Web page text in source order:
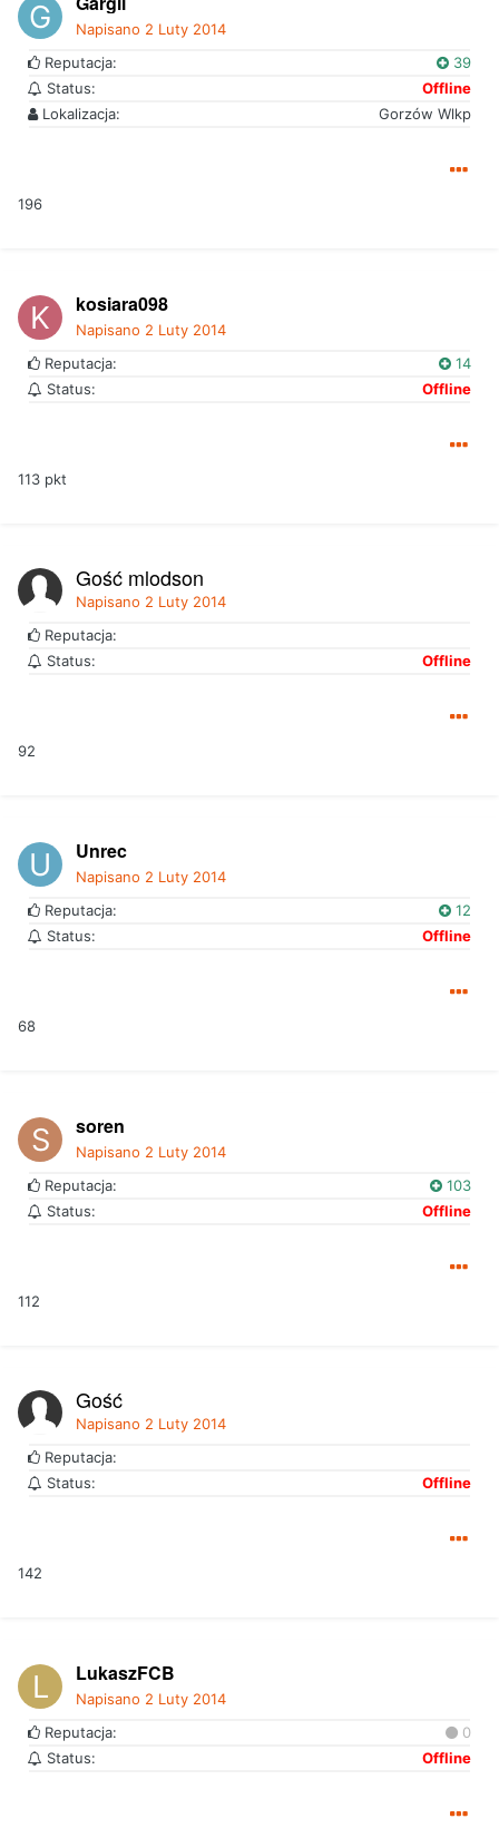
Napisano 2 Luty 2014
Reputacja:
39
Status:
Offline
Lokalizacja:
Gorzów Wlkp
196
kosiara098
Napisano 2 Luty 2014
Reputacja:
14
Status:
Offline
113 pkt
Gość mlodson
Napisano 2 Luty 2014
Reputacja:
Status:
Offline
92
Unrec
Napisano 2 Luty 2014
Reputacja:
12
Status:
Offline
68
soren
Napisano 2 Luty 2014
Reputacja:
103
Status:
Offline
112
Gość
Napisano 2 Luty 2014
Reputacja:
Status:
Offline
142
LukaszFCB
Napisano 2 Luty 2014
Reputacja:
0
Status:
Offline